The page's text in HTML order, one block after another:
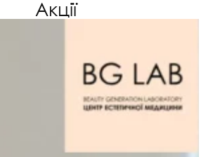
Акції